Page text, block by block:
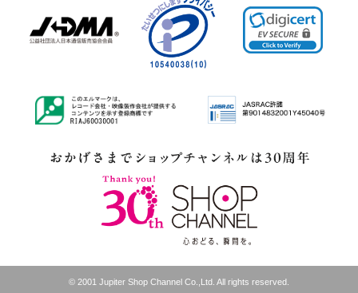
© 2001 Jupiter Shop Channel Co.,Ltd. All rights reserved.